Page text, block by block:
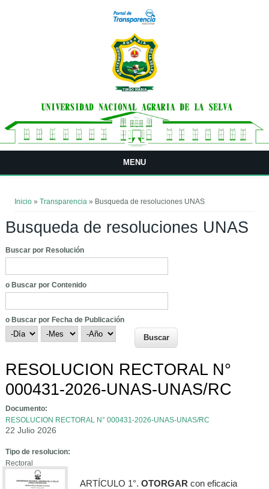
MENU
Inicio »Transparencia » Busqueda de resoluciones UNAS
Busqueda de resoluciones UNAS
Buscar por Resolución
o Buscar por Contenido
o Buscar por Fecha de Publicación
Día Mes Año
RESOLUCION RECTORAL N°
000431-2026-UNAS-UNAS/RC
Documento:
RESOLUCION RECTORAL N° 000431-2026-UNAS-UNAS/RC
22 Julio 2026
Tipo de resolucion:
Rectoral
ARTÍCULO 1°.OTORGAR con eficacia